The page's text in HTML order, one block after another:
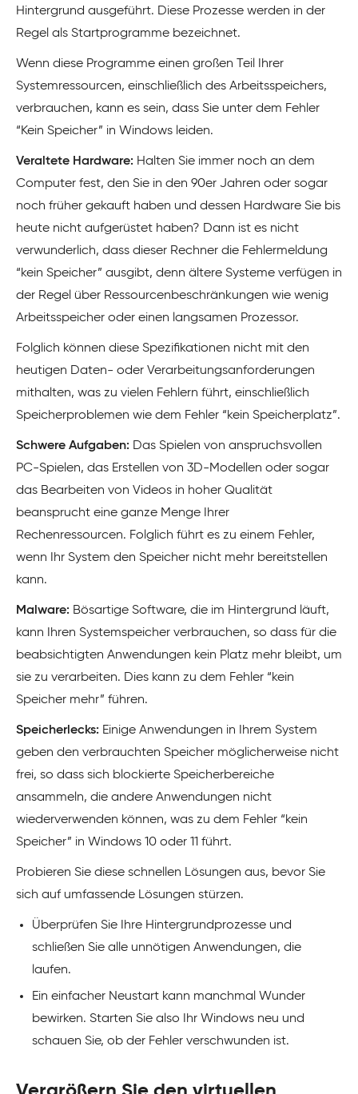
Hintergrund ausgeführt. Diese Prozesse werden in der
Regel als Startprogramme bezeichnet.
Wenn diese Programme einen großen Teil Ihrer
Systemressourcen, einschließlich des Arbeitsspeichers,
verbrauchen, kann es sein, dass Sie unter dem Fehler
“Kein Speicher” in Windows leiden.
Veraltete Hardware: Halten Sie immer noch an dem
Computer fest, den Sie in den 90er Jahren oder sogar
noch früher gekauft haben und dessen Hardware Sie bis
heute nicht aufgerüstet haben? Dann ist es nicht
verwunderlich, dass dieser Rechner die Fehlermeldung
“kein Speicher” ausgibt, denn ältere Systeme verfügen in
der Regel über Ressourcenbeschränkungen wie wenig
Arbeitsspeicher oder einen langsamen Prozessor.
Folglich können diese Spezifikationen nicht mit den
heutigen Daten- oder Verarbeitungsanforderungen
mithalten, was zu vielen Fehlern führt, einschließlich
Speicherproblemen wie dem Fehler “kein Speicherplatz”.
Schwere Aufgaben: Das Spielen von anspruchsvollen
PC-Spielen, das Erstellen von 3D-Modellen oder sogar
das Bearbeiten von Videos in hoher Qualität
beansprucht eine ganze Menge Ihrer
Rechenressourcen. Folglich führt es zu einem Fehler,
wenn Ihr System den Speicher nicht mehr bereitstellen
kann.
Malware: Bösartige Software, die im Hintergrund läuft,
kann Ihren Systemspeicher verbrauchen, so dass für die
beabsichtigten Anwendungen kein Platz mehr bleibt, um
sie zu verarbeiten. Dies kann zu dem Fehler “kein
Speicher mehr” führen.
Speicherlecks: Einige Anwendungen in Ihrem System
geben den verbrauchten Speicher möglicherweise nicht
frei, so dass sich blockierte Speicherbereiche
ansammeln, die andere Anwendungen nicht
wiederverwenden können, was zu dem Fehler “kein
Speicher” in Windows 10 oder 11 führt.
Probieren Sie diese schnellen Lösungen aus, bevor Sie
sich auf umfassende Lösungen stürzen.
Überprüfen Sie Ihre Hintergrundprozesse und
schließen Sie alle unnötigen Anwendungen, die
laufen.
Ein einfacher Neustart kann manchmal Wunder
bewirken. Starten Sie also Ihr Windows neu und
schauen Sie, ob der Fehler verschwunden ist.